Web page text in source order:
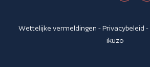
Wettelijke vermeldingen -Privacybeleid -
ikuzo